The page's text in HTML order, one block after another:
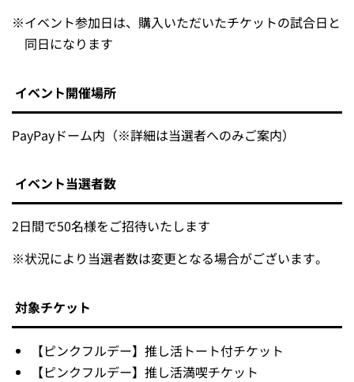
※イベント参加日は、購入いただいたチケットの試合日と
同日になります
イベント開催場所
PayPayドーム内（※詳細は当選者へのみご案内）
イベント当選者数
2日間で50名様をご招待いたします
※状況により当選者数は変更となる場合がございます。
対象チケット
【ピンクフルデー】推し活トート付チケット
【ピンクフルデー】推し活満喫チケット